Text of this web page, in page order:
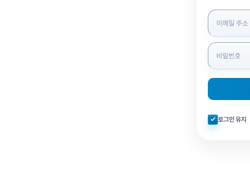
로그인 정보 입력
자동로그인 체크
로그인 유지